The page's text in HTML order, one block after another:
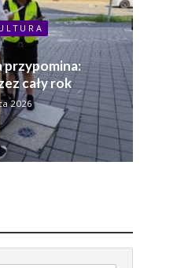
L T U R A
przypomina:
cały rok
2026